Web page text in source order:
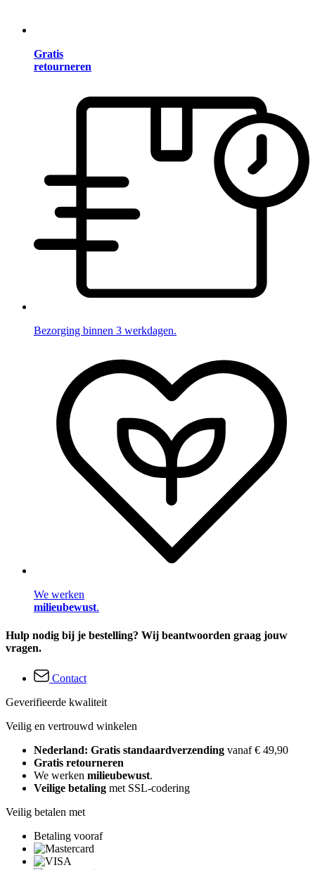
Gratis
retourneren
Bezorging binnen 3 werkdagen.
We werken
milieubewust.
Hulp nodig bij je bestelling? Wij beantwoorden graag jouw
vragen.
Contact
Geverifieerde kwaliteit
Veilig en vertrouwd winkelen
Nederland: Gratis standaardverzending vanaf € 49,90
Gratis retourneren
We werken milieubewust.
Veilige betaling met SSL-codering
Veilig betalen met
Betaling vooraf